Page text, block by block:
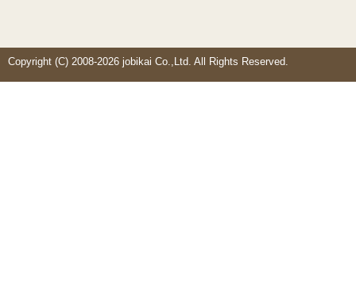
Copyright (C) 2008-2026 jobikai Co.,Ltd. All Rights Reserved.